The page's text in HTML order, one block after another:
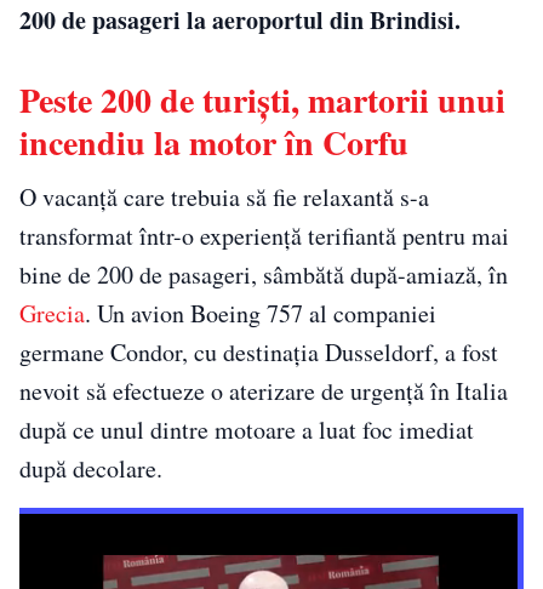
200 de pasageri la aeroportul din Brindisi.
Peste 200 de turiști, martorii unui
incendiu la motor în Corfu
O vacanță care trebuia să fie relaxantă s-a
transformat într-o experiență terifiantă pentru mai
bine de 200 de pasageri, sâmbătă după-amiază, în
Grecia. Un avion Boeing 757 al companiei
germane Condor, cu destinația Dusseldorf, a fost
nevoit să efectueze o aterizare de urgență în Italia
după ce unul dintre motoare a luat foc imediat
după decolare.